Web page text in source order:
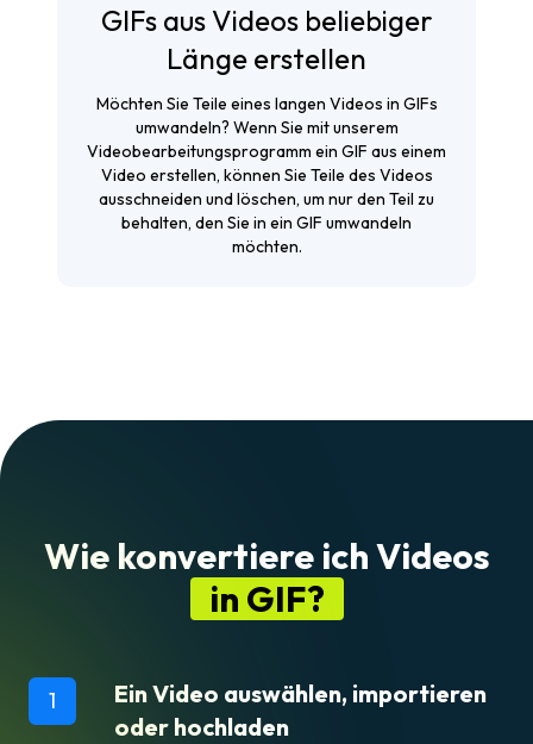
GIFs aus Videos beliebiger
Länge erstellen
Möchten Sie Teile eines langen Videos in GIFs
umwandeln? Wenn Sie mit unserem
Videobearbeitungsprogramm ein GIF aus einem
Video erstellen, können Sie Teile des Videos
ausschneiden und löschen, um nur den Teil zu
behalten, den Sie in ein GIF umwandeln
möchten.
Wie konvertiere ich Videos
in GIF?
1
Ein Video auswählen, importieren
oder hochladen